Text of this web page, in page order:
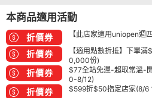
本商品適用活動
折價券 【此店家適用uniopen
折價券
【適用點數折抵】下單
0,000份)
折價券
$77全站免運-超取常溫-
0-8/12)
折價券 $599折$50指定店家(8/6